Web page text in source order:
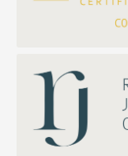
方假繩鏈系列